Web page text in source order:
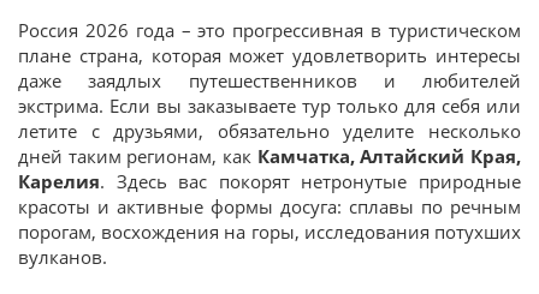
Россия 2026 года – это прогрессивная в туристическом
плане страна, которая может удовлетворить интересы
даже заядлых путешественников и любителей
экстрима. Если вы заказываете тур только для себя или
летите с друзьями, обязательно уделите несколько
дней таким регионам, как Камчатка, Алтайский Края,
Карелия. Здесь вас покорят нетронутые природные
красоты и активные формы досуга: сплавы по речным
порогам, восхождения на горы, исследования потухших
вулканов.